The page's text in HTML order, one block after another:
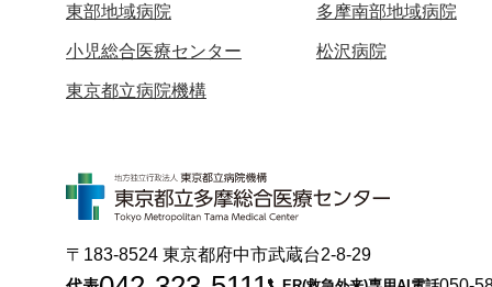
東部地域病院 多摩南部地域病院
小児総合医療センター 松沢病院
東京都立病院機構
〒183-8524 東京都府中市武蔵台2-8-29